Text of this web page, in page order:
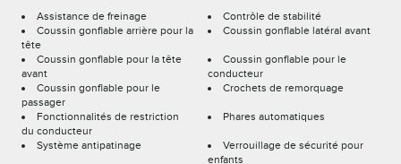
Assistance de freinage
Contrôle de stabilité
Coussin gonflable arrière pour la
tête
Coussin gonflable latéral avant
Coussin gonflable pour la tête
avant
Coussin gonflable pour le
conducteur
Coussin gonflable pour le
passager
Crochets de remorquage
Fonctionnalités de restriction
du conducteur
Phares automatiques
Système antipatinage
Verrouillage de sécurité pour
enfants